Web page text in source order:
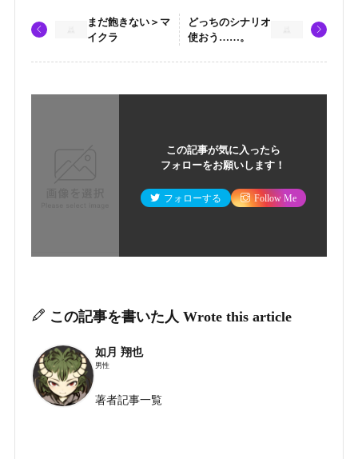
まだ飽きない＞マ
イクラ
どっちのシナリオ
使おう……。
この記事が気に入ったら
フォローをお願いします！
フォローする Follow Me
この記事を書いた人 Wrote this article
如月 翔也
男性
著者記事一覧